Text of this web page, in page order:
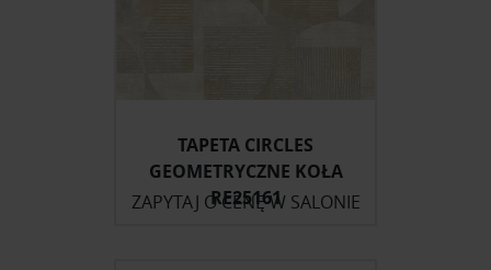
TAPETA CIRCLES
GEOMETRYCZNE KOŁA
RE25161
ZAPYTAJ O CENĘ W SALONIE